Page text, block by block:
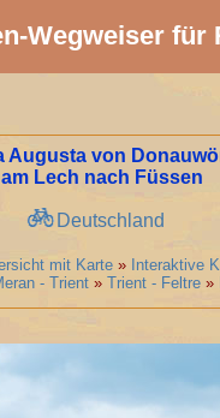
Wegweiser für
Augusta von
Lech nach Füssen
Deutschland
mit Karte » Interaktive
- Trient »Trient - Feltre »